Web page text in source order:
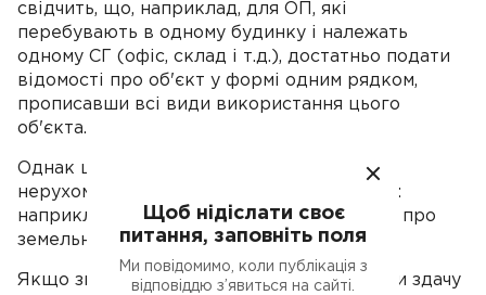
свідчить, що, наприклад, для ОП, які
перебувають в одному будинку і належать
одному СГ (офіс, склад і т.д.), достатньо подати
відомості про об'єкт у формі одним рядком,
прописавши всі види використання цього
об'єкта.
Однак це правило не поширюється на
нерухомість, що підлягає держреєстрації:
наприклад, окремо подаються відомості і про
земельну ділянку, і про будинок на ньому.
Якщо змінюються дані про ОП, включаючи здачу
Щоб нідіслати своє
питання, заповніть поля
Ми повідомимо, коли публікація з
відповіддю з’явиться на сайті.